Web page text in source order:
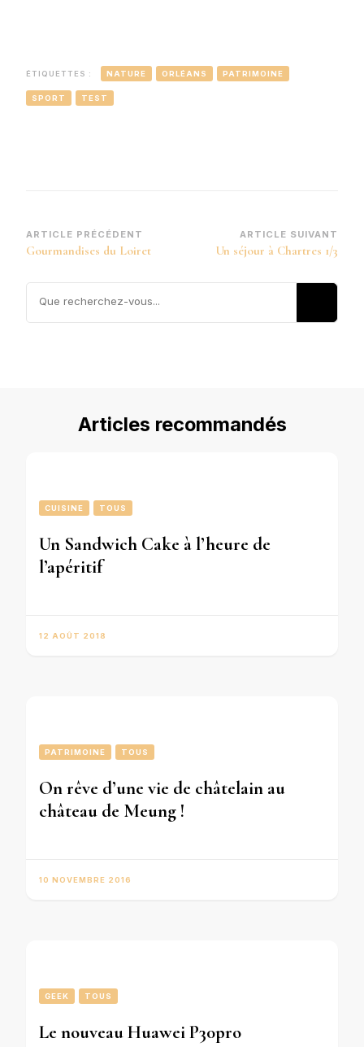
ÉTIQUETTES : NATURE ORLÉANS PATRIMOINE
SPORT TEST
Navigation
d’article
ARTICLE PRÉCÉDENT
Gourmandises du Loiret
ARTICLE SUIVANT
Un séjour à Chartres 1/3
Articles recommandés
CUISINE TOUS
Un Sandwich Cake à l’heure de
l’apéritif
12 AOÛT 2018
PATRIMOINE TOUS
On rêve d’une vie de châtelain au
château de Meung !
10 NOVEMBRE 2016
GEEK TOUS
Le nouveau Huawei P30pro